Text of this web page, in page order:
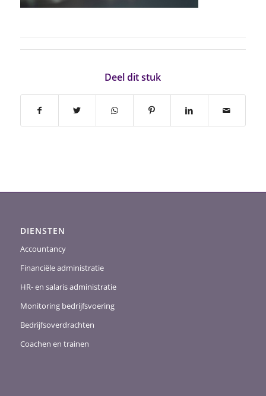
Deel dit stuk
DIENSTEN
Accountancy
Financiële administratie
HR- en salaris administratie
Monitoring bedrijfsvoering
Bedrijfsoverdrachten
Coachen en trainen